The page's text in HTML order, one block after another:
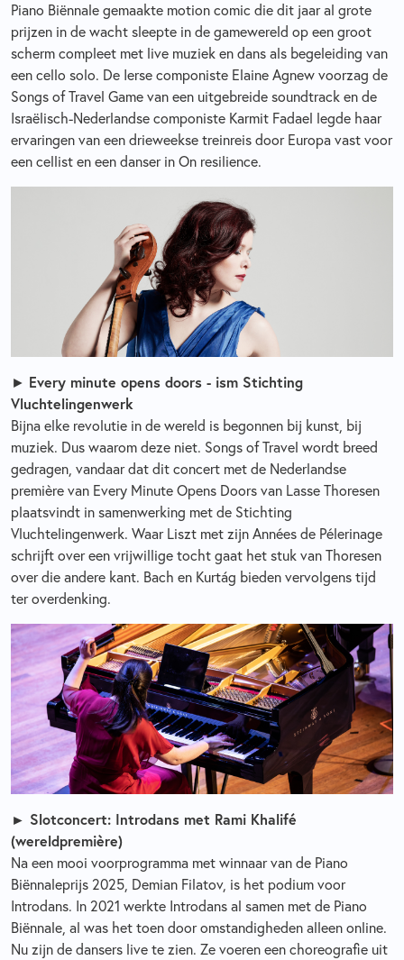
Piano Biënnale gemaakte motion comic die dit jaar al grote
prijzen in de wacht sleepte in de gamewereld op een groot
scherm compleet met live muziek en dans als begeleiding van
een cello solo. De Ierse componiste Elaine Agnew voorzag de
Songs of Travel Game van een uitgebreide soundtrack en de
Israëlisch-Nederlandse componiste Karmit Fadael legde haar
ervaringen van een drieweekse treinreis door Europa vast voor
een cellist en een danser in On resilience.
► Every minute opens doors - ism Stichting
Vluchtelingenwerk
Bijna elke revolutie in de wereld is begonnen bij kunst, bij
muziek. Dus waarom deze niet. Songs of Travel wordt breed
gedragen, vandaar dat dit concert met de Nederlandse
première van Every Minute Opens Doors van Lasse Thoresen
plaatsvindt in samenwerking met de Stichting
Vluchtelingenwerk. Waar Liszt met zijn Années de Pélerinage
schrijft over een vrijwillige tocht gaat het stuk van Thoresen
over die andere kant. Bach en Kurtág bieden vervolgens tijd
ter overdenking.
► Slotconcert: Introdans met Rami Khalifé
(wereldpremière)
Na een mooi voorprogramma met winnaar van de Piano
Biënnaleprijs 2025, Demian Filatov, is het podium voor
Introdans. In 2021 werkte Introdans al samen met de Piano
Biënnale, al was het toen door omstandigheden alleen online.
Nu zijn de dansers live te zien. Ze voeren een choreografie uit